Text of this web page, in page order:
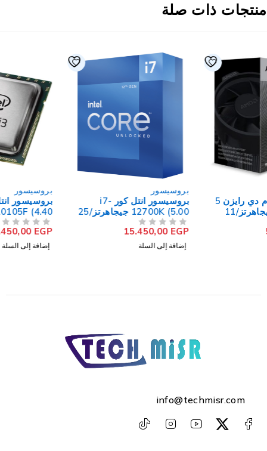
ذات صلة
بروسيسور انتل كور i7-
12700K (5.00 جيجاهرتز/25
ميجابايت كاش) 12 نواة LGA
بروسيسور انتل كور i3-
10105F (4.40 جيجاهرتز/6
ميجابايت كاش) 4 نواة LGA
1200 (بدون علبة)
EGP
info@techmisr.com